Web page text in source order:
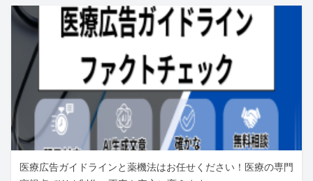
医療広告ガイドラインと薬機法はお任せください！医療の専門